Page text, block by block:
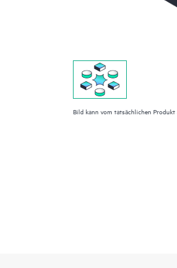
Bild kann vom tatsächlichen Produkt